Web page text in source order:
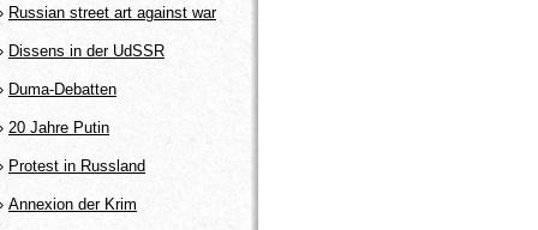
Russian street art against war
Dissens in der UdSSR
Duma-Debatten
20 Jahre Putin
Protest in Russland
Annexion der Krim